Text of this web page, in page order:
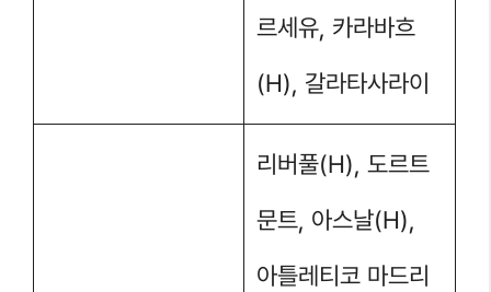
르세유, 카라바흐
(H), 갈라타사라이
리버풀(H), 도르트
문트, 아스날(H),
아틀레티코 마드리